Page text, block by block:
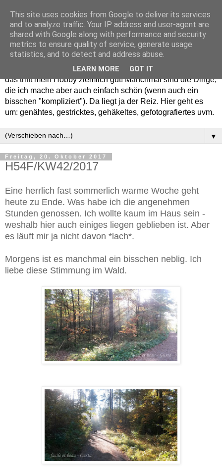
Willkommen in meinem "Wohnzimmer". Einfach und schön -
das trifft mein Hobby ziemlich gut! Manchmal sind die Dinge,
die ich mache aber auch einfach schön (wenn auch ein
bisschen "kompliziert"). Da liegt ja der Reiz. Hier geht es
um: genähtes, gestricktes, gehäkeltes, gefotografiertes uvm.
▼
Freitag, 20. Oktober 2017
H54F/KW42/2017
Eine herrlich fast sommerlich warme Woche geht
heute zu Ende. Was habe ich die angenehmen
Stunden genossen. Ich wollte kaum im Haus sein -
weshalb hier auch einiges liegen geblieben ist. Aber
es läuft mir ja nicht davon *lach*.
Morgens ist es manchmal ein bisschen neblig. Ich
liebe diese Stimmung im Wald.
This site uses cookies from Google to deliver its services
and to analyze traffic. Your IP address and user-agent are
shared with Google along with performance and security
metrics to ensure quality of service, generate usage
statistics, and to detect and address abuse.
LEARN MORE GOT IT